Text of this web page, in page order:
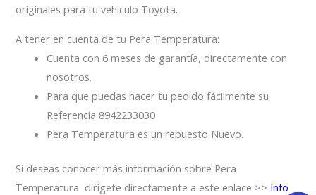
originales para tu vehículo Toyota.
A tener en cuenta de tu Pera Temperatura:
Cuenta con 6 meses de garantía, directamente con
nosotros.
Para que puedas hacer tu pedido fácilmente su
Referencia 8942233030
Pera Temperatura es un repuesto Nuevo.
Si deseas conocer más información sobre Pera
Temperatura dirígete directamente a este enlace >> Info